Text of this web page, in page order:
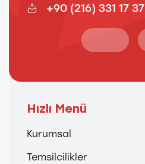
+90 (216) 331 17 37
Hızlı Menü
Kurumsal
Temsilcilikler